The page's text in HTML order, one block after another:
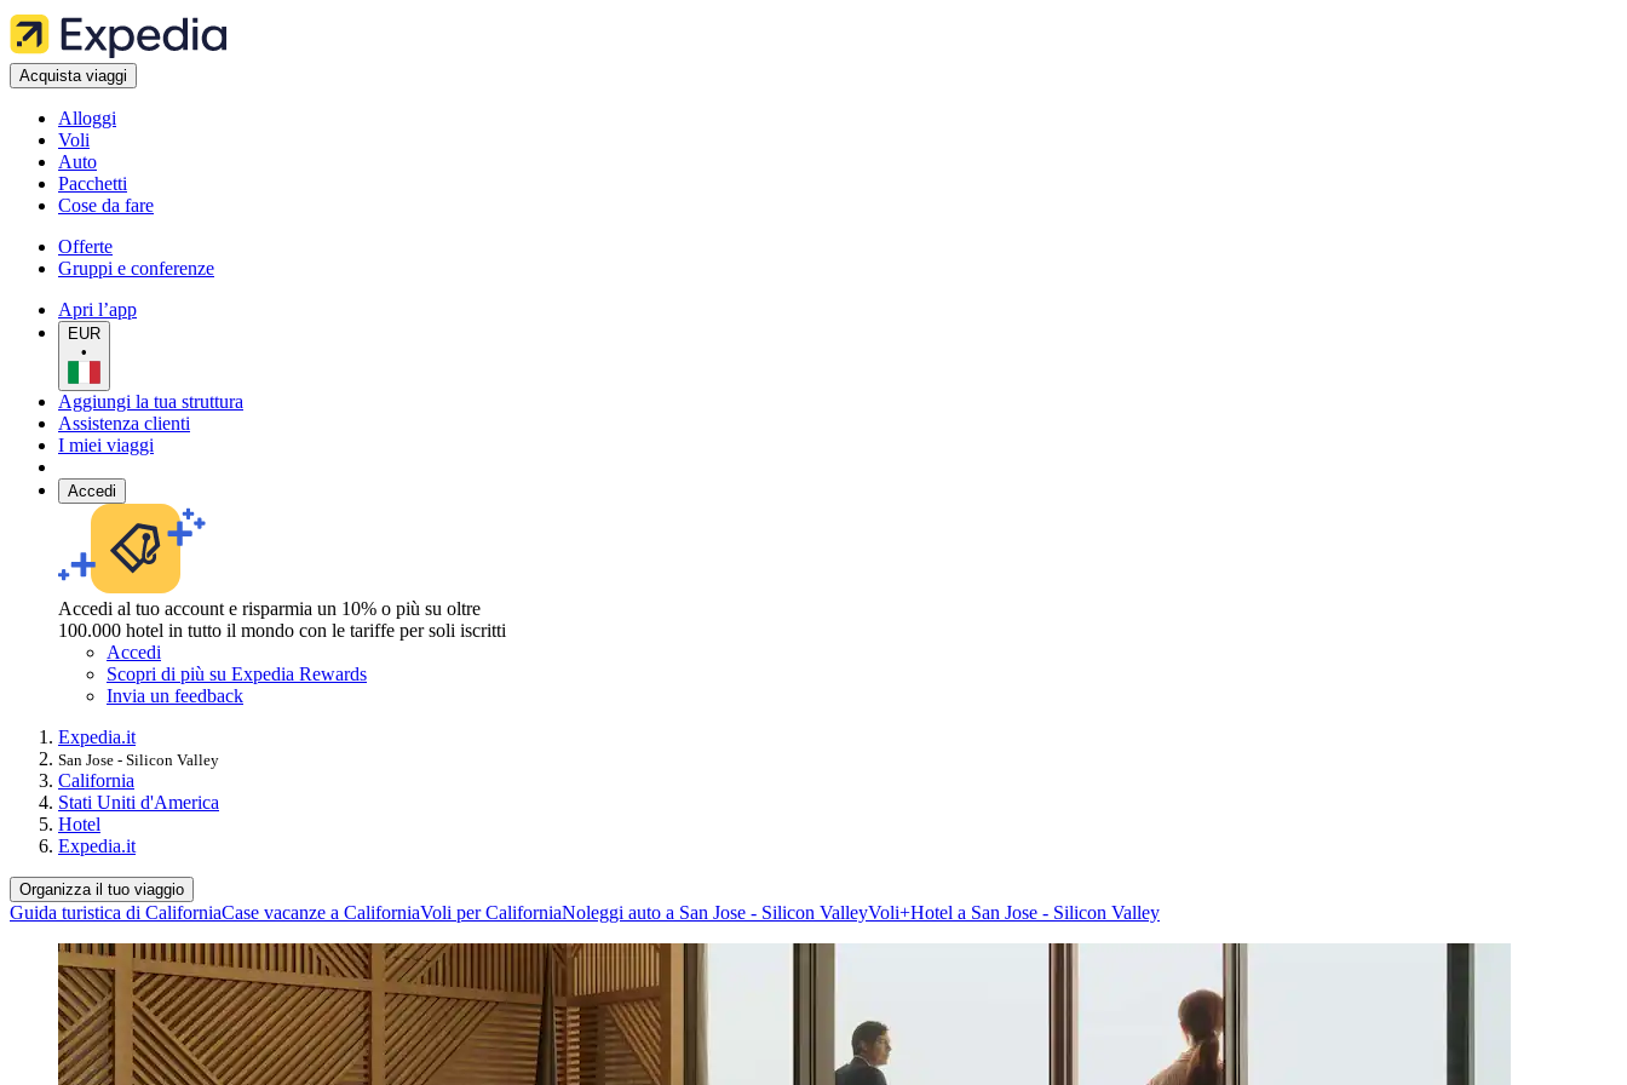
Acquista viaggi
Alloggi
Voli
Auto
Pacchetti
Cose da fare
Offerte
Gruppi e conferenze
Apri l’app
EUR
•
Aggiungi la tua struttura
Assistenza clienti
I miei viaggi
Accedi
Accedi al tuo account e risparmia un 10% o più su oltre
100.000 hotel in tutto il mondo con le tariffe per soli iscritti
Accedi
Scopri di più su Expedia Rewards
Invia un feedback
Expedia.it
San Jose - Silicon Valley
California
Stati Uniti d'America
Hotel
Expedia.it
Organizza il tuo viaggio
Guida turistica di CaliforniaCase vacanze a CaliforniaVoli per CaliforniaNoleggi auto a San Jose - Silicon ValleyVoli+Hotel a San Jose - Silicon Valley